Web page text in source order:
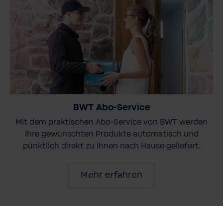
BWT Abo-Service
Mit dem praktischen Abo-Service von BWT werden
Ihre gewünschten Produkte automatisch und
pünktlich direkt zu Ihnen nach Hause geliefert.
Mehr erfahren